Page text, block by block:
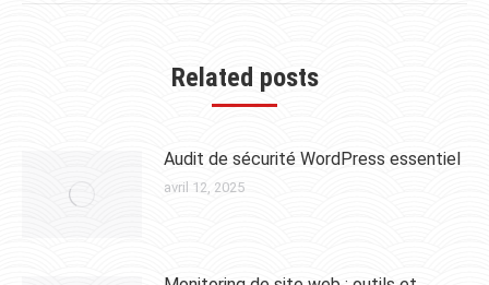
Related posts
Audit de sécurité WordPress essentiel
avril 12, 2025